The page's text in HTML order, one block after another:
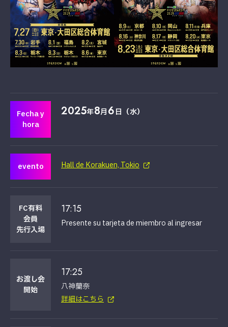
Fecha y
hora
2025年8月6日（水）
evento Hall de Korakuen, Tokio
FC有料
会員
先行入場
17:15
Presente su tarjeta de miembro al ingresar
お渡し会
開始
17:25
八神蘭奈
詳細はこちら